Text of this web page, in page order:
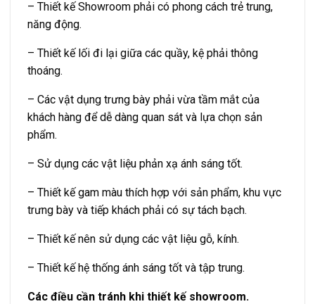
– Thiết kế Showroom phải có phong cách trẻ trung,
năng động.
– Thiết kế lối đi lại giữa các quầy, kệ phải thông
thoáng.
– Các vật dụng trưng bày phải vừa tầm mắt của
khách hàng để dễ dàng quan sát và lựa chọn sản
phẩm.
– Sử dụng các vật liệu phản xạ ánh sáng tốt.
– Thiết kế gam màu thích hợp với sản phẩm, khu vực
trưng bày và tiếp khách phải có sự tách bạch.
– Thiết kế nên sử dụng các vật liệu gỗ, kính.
– Thiết kế hệ thống ánh sáng tốt và tập trung.
Các điều cần tránh khi thiết kế showroom.